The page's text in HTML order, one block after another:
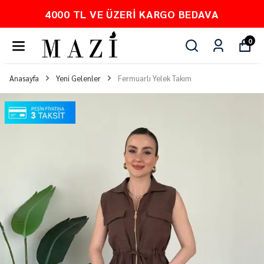
PEŞİN FİYATINA 3 TAKSİT
0
Anasayfa Yeni Gelenler Fermuarlı Yelek Takım